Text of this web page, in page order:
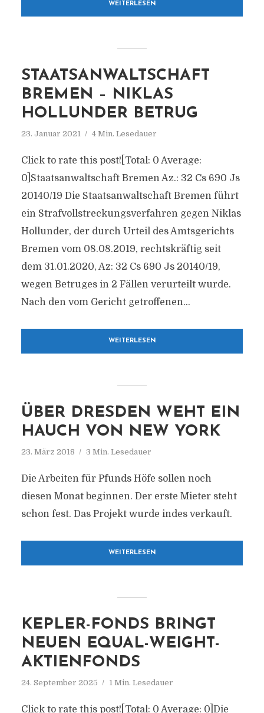
WEITERLESEN
STAATSANWALTSCHAFT
BREMEN – NIKLAS
HOLLUNDER BETRUG
23. Januar 2021 4 Min. Lesedauer
Click to rate this post![Total: 0 Average:
0]Staatsanwaltschaft Bremen Az.: 32 Cs 690 Js
20140/​19 Die Staatsanwaltschaft Bremen führt
ein Strafvollstreckungsverfahren gegen Niklas
Hollunder, der durch Urteil des Amtsgerichts
Bremen vom 08.08.2019, rechtskräftig seit
dem 31.01.2020, Az: 32 Cs 690 Js 20140/​19,
wegen Betruges in 2 Fällen verurteilt wurde.
Nach den vom Gericht getroffenen...
WEITERLESEN
ÜBER DRESDEN WEHT EIN
HAUCH VON NEW YORK
23. März 2018 3 Min. Lesedauer
Die Arbeiten für Pfunds Höfe sollen noch
diesen Monat beginnen. Der erste Mieter steht
schon fest. Das Projekt wurde indes verkauft.
WEITERLESEN
KEPLER-FONDS BRINGT
NEUEN EQUAL-WEIGHT-
AKTIENFONDS
24. September 2025 1 Min. Lesedauer
Click to rate this post![Total: 0 Average: 0]Die